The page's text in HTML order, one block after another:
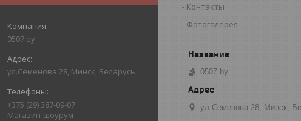
0507.by
ул.Семенова 28, Минск, Беларусь
+375 (29) 387-09-07
Магазин-шоурум
Контакты
Фотогалерея
0507.by
ул.Семенова 28, Минск,